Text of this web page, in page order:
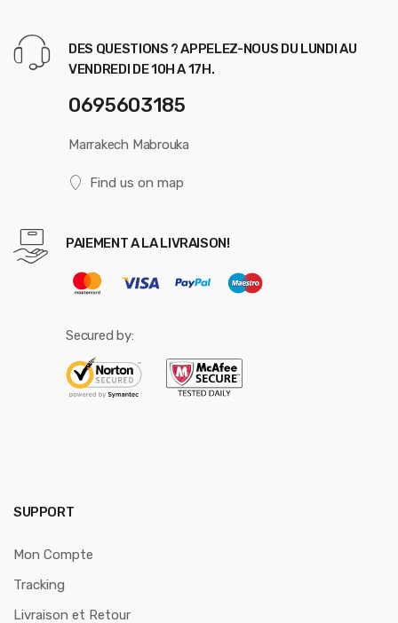
DES QUESTIONS ? APPELEZ-NOUS DU LUNDI AU
VENDREDI DE 10H A 17H.
0695603185
Marrakech Mabrouka
Find us on map
PAIEMENT A LA LIVRAISON!
Secured by:
SUPPORT
Mon Compte
Tracking
Livraison et Retour